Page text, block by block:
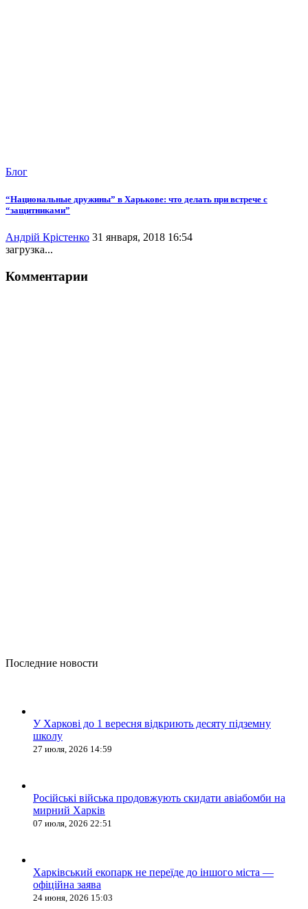
Блог
“Национальные дружины” в Харькове: что делать при встрече с
“защитниками”
Андрій Крістенко 31 января, 2018 16:54
загрузка...
Комментарии
Последние новости
У Харкові до 1 вересня відкриють десяту підземну
школу
27 июля, 2026 14:59
Російські війська продовжують скидати авіабомби на
мирний Харків
07 июля, 2026 22:51
Харківський екопарк не переїде до іншого міста —
офіційна заява
24 июня, 2026 15:03